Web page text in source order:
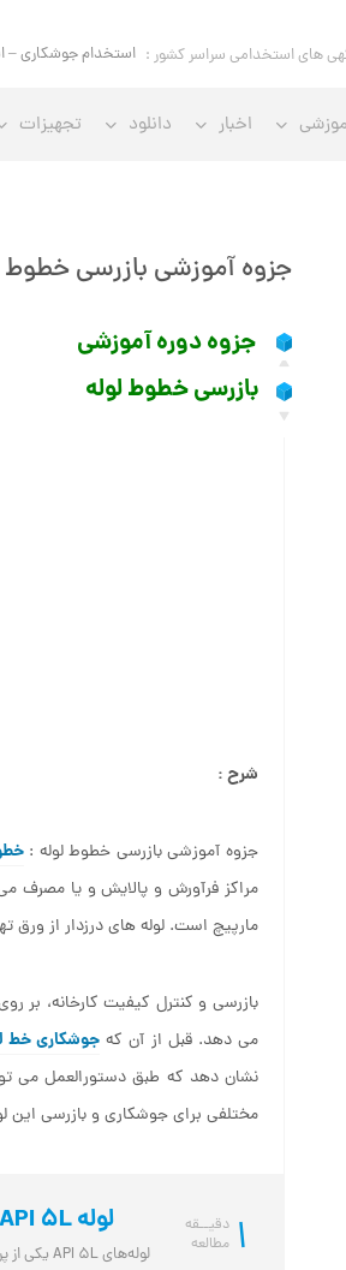
های استخدامی سراسر کشور : استخدام جوشکاری
اخبار دانلود تجهیزات
جزوه آموزشی بازرسی خطوط
جزوه دوره آموزشی
بازرسی خطوط لوله
شرح :
جزوه آموزشی بازرسی خطوط لوله :
مراکز فرآورش و پالایش و یا مصرف
مارپیچ است. لوله های درزدار از ورق
بازرسی و کنترل کیفیت کارخانه، بر
می دهد. قبل از آن که جوشکاری خط
نشان دهد که طبق دستورالعمل می
مختلفی برای جوشکاری و بازرسی این
1 دقیــقه
مطالعه
لوله‌ API 5L چه کاربردی دارد؟
لوله‌های API 5L یکی از پرکاربردترین و مهم‌ترین انواع لوله‌ها در صنایع نفت، گاز، ...